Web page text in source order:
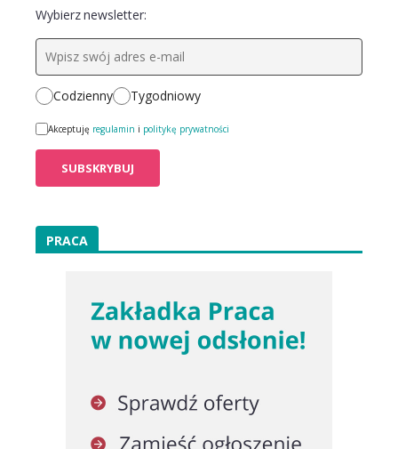
Wybierz newsletter:
Codzienny Tygodniowy
Akceptuję regulamin i politykę prywatności
PRACA